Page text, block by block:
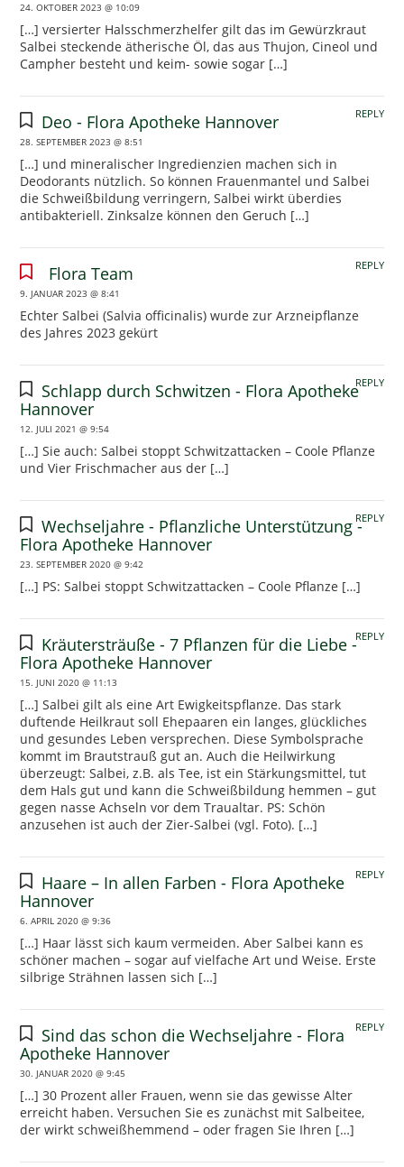
24. OKTOBER 2023 @ 10:09
[…] versierter Halsschmerzhelfer gilt das im Gewürzkraut
Salbei steckende ätherische Öl, das aus Thujon, Cineol und
Campher besteht und keim- sowie sogar […]
Deo - Flora Apotheke Hannover
28. SEPTEMBER 2023 @ 8:51
[…] und mineralischer Ingredienzien machen sich in
Deodorants nützlich. So können Frauenmantel und Salbei
die Schweißbildung verringern, Salbei wirkt überdies
antibakteriell. Zinksalze können den Geruch […]
REPLY
Flora Team
9. JANUAR 2023 @ 8:41
Echter Salbei (Salvia officinalis) wurde zur Arzneipflanze
des Jahres 2023 gekürt
REPLY
Schlapp durch Schwitzen - Flora Apotheke
Hannover
12. JULI 2021 @ 9:54
[…] Sie auch: Salbei stoppt Schwitzattacken – Coole Pflanze
und Vier Frischmacher aus der […]
REPLY
Wechseljahre - Pflanzliche Unterstützung -
Flora Apotheke Hannover
23. SEPTEMBER 2020 @ 9:42
[…] PS: Salbei stoppt Schwitzattacken – Coole Pflanze […]
REPLY
Kräutersträuße - 7 Pflanzen für die Liebe -
Flora Apotheke Hannover
15. JUNI 2020 @ 11:13
[…] Salbei gilt als eine Art Ewigkeitspflanze. Das stark
duftende Heilkraut soll Ehepaaren ein langes, glückliches
und gesundes Leben versprechen. Diese Symbolsprache
kommt im Brautstrauß gut an. Auch die Heilwirkung
überzeugt: Salbei, z.B. als Tee, ist ein Stärkungsmittel, tut
dem Hals gut und kann die Schweißbildung hemmen – gut
gegen nasse Achseln vor dem Traualtar. PS: Schön
anzusehen ist auch der Zier-Salbei (vgl. Foto). […]
REPLY
Haare – In allen Farben - Flora Apotheke
Hannover
6. APRIL 2020 @ 9:36
[…] Haar lässt sich kaum vermeiden. Aber Salbei kann es
schöner machen – sogar auf vielfache Art und Weise. Erste
silbrige Strähnen lassen sich […]
REPLY
Sind das schon die Wechseljahre - Flora
Apotheke Hannover
30. JANUAR 2020 @ 9:45
[…] 30 Prozent aller Frauen, wenn sie das gewisse Alter
erreicht haben. Versuchen Sie es zunächst mit Salbeitee,
der wirkt schweißhemmend – oder fragen Sie Ihren […]
REPLY